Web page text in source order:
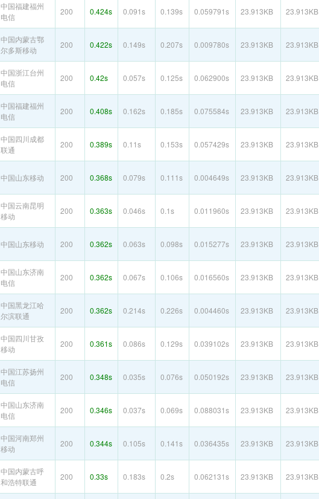
中国福建福州
电信
200 0.424s 0.091s 0.139s 0.059791s 23.913KB 23.913KB
中国内蒙古鄂
尔多斯移动
200 0.422s 0.149s 0.207s 0.009780s 23.913KB 23.913KB
中国浙江台州
电信
200 0.42s 0.057s 0.125s 0.062900s 23.913KB 23.913KB
中国福建福州
电信
200 0.408s 0.162s 0.185s 0.075584s 23.913KB 23.913KB
中国四川成都
联通
200 0.389s 0.11s 0.153s 0.057429s 23.913KB 23.913KB
中国山东移动 200 0.368s 0.079s 0.111s 0.004649s 23.913KB 23.913KB
中国云南昆明
移动
200 0.363s 0.046s 0.1s 0.011960s 23.913KB 23.913KB
中国山东移动 200 0.362s 0.063s 0.098s 0.015277s 23.913KB 23.913KB
中国山东济南
电信
200 0.362s 0.067s 0.106s 0.016560s 23.913KB 23.913KB
中国黑龙江哈
尔滨联通
200 0.362s 0.214s 0.226s 0.004460s 23.913KB 23.913KB
中国四川甘孜
移动
200 0.361s 0.086s 0.129s 0.039102s 23.913KB 23.913KB
中国江苏扬州
电信
200 0.348s 0.035s 0.076s 0.050192s 23.913KB 23.913KB
中国山东济南
电信
200 0.346s 0.037s 0.069s 0.088031s 23.913KB 23.913KB
中国河南郑州
移动
200 0.344s 0.105s 0.141s 0.036435s 23.913KB 23.913KB
中国内蒙古呼
和浩特联通
200 0.33s 0.183s 0.2s 0.062131s 23.913KB 23.913KB